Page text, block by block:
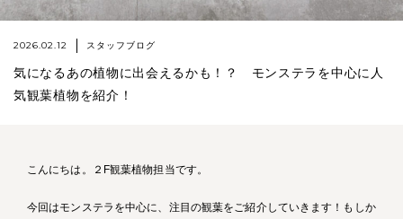
2026.02.12 スタッフブログ
気になるあの植物に出会えるかも！？ モンステラを中心に人
気観葉植物を紹介！
こんにちは。２F観葉植物担当です。
今回はモンステラを中心に、注目の観葉をご紹介していきます！もしか